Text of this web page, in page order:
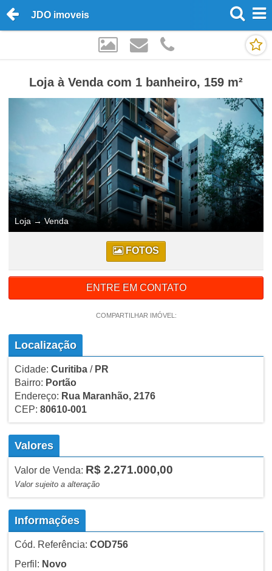
JDO imoveis
Loja à Venda com 1 banheiro, 159 m²
Loja→Venda
FOTOS
ENTRE EM CONTATO
COMPARTILHAR IMÓVEL:
Localização
Cidade: Curitiba/ PR
Bairro: Portão
Endereço: Rua Maranhão, 2176
CEP: 80610-001
Valores
Valor de Venda: R$ 2.271.000,00
Valor sujeito a alteração
Informações
Cód. Referência: COD756
Perfil: Novo